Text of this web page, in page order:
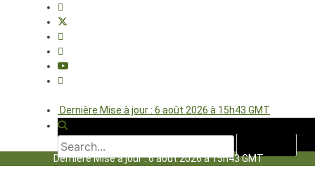
Dernière Mise à jour : 6 août 2026 à 15h43 GMT
Dernière Mise à jour : 6 août 2026 à 15h43 GMT